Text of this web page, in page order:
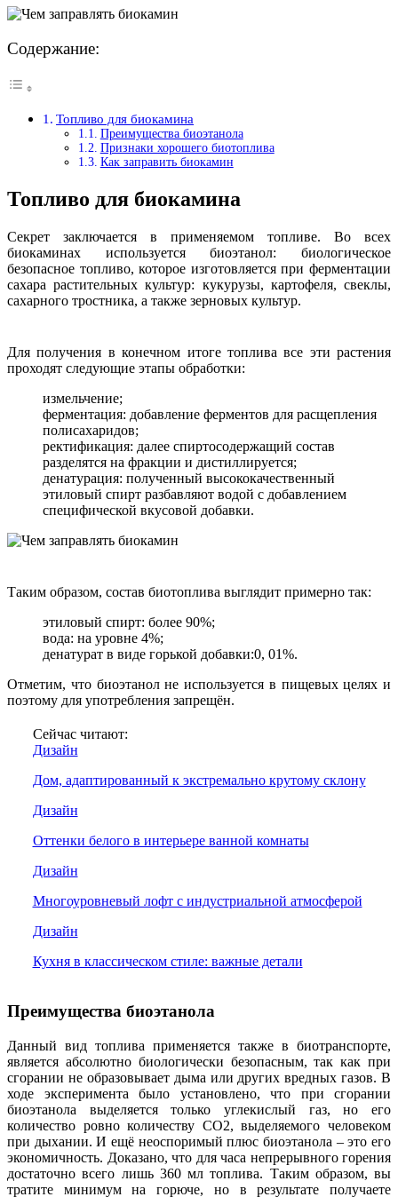
Содержание:
Топливо для биокамина
Преимущества биоэтанола
Признаки хорошего биотоплива
Как заправить биокамин
Топливо для биокамина
Секрет заключается в применяемом топливе. Во всех
биокаминах используется биоэтанол: биологическое
безопасное топливо, которое изготовляется при ферментации
сахара растительных культур: кукурузы, картофеля, свеклы,
сахарного тростника, а также зерновых культур.
Для получения в конечном итоге топлива все эти растения
проходят следующие этапы обработки:
измельчение;
ферментация: добавление ферментов для расщепления
полисахаридов;
ректификация: далее спиртосодержащий состав
разделятся на фракции и дистиллируется;
денатурация: полученный высококачественный
этиловый спирт разбавляют водой с добавлением
специфической вкусовой добавки.
Таким образом, состав биотоплива выглядит примерно так:
этиловый спирт: более 90%;
вода: на уровне 4%;
денатурат в виде горькой добавки:0, 01%.
Отметим, что биоэтанол не используется в пищевых целях и
поэтому для употребления запрещён.
Сейчас читают:
Дизайн
Дом, адаптированный к экстремально крутому склону
Дизайн
Оттенки белого в интерьере ванной комнаты
Дизайн
Многоуровневый лофт с индустриальной атмосферой
Дизайн
Кухня в классическом стиле: важные детали
Преимущества биоэтанола
Данный вид топлива применяется также в биотранспорте,
является абсолютно биологически безопасным, так как при
сгорании не образовывает дыма или других вредных газов. В
ходе эксперимента было установлено, что при сгорании
биоэтанола выделяется только углекислый газ, но его
количество ровно количеству СО2, выделяемого человеком
при дыхании. И ещё неоспоримый плюс биоэтанола – это его
экономичность. Доказано, что для часа непрерывного горения
достаточно всего лишь 360 мл топлива. Таким образом, вы
тратите минимум на горюче, но в результате получаете